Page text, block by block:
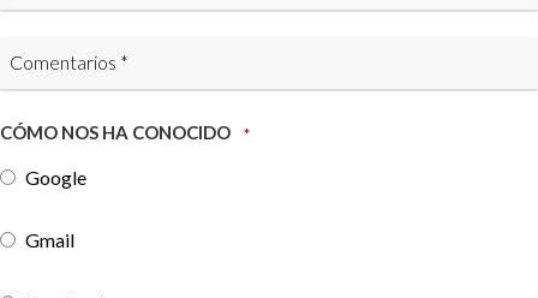
CÓMO NOS HA CONOCIDO *
Google
Gmail